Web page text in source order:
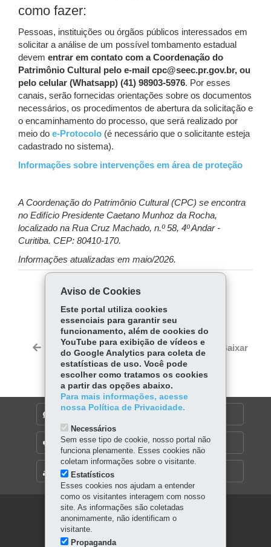
como fazer:
Pessoas, instituições ou órgãos públicos interessados em
solicitar a análise de um possível tombamento estadual
devem entrar em contato com a Coordenação do
Patrimônio Cultural pelo e-mail cpc@seec.pr.gov.br, ou
pelo celular (Whatsapp) (41) 98903-5976. Por esses
canais, serão fornecidas orientações sobre os documentos
necessários, os procedimentos de abertura da solicitação e
o encaminhamento do processo, que será realizado por
meio do e-Protocolo (é necessário que o solicitante esteja
cadastrado no sistema).
Informações sobre intervenções em área de proteção
A Coordenação do Patrimônio Cultural (CPC) se encontra
no Edifício Presidente Caetano Munhoz da Rocha,
localizado na Rua Cruz Machado, n.º 58, 4º Andar -
Curitiba. CEP: 80410-170.
Informações atualizadas em maio/2026.
COMPARTILHE:
Fa
ce
bo
ok
Tw
itt
er
ha
ts
Ap
p
Voltar Início Imprimir Baixar
MAPA DO SITE
OUVIDORIA
Navegação
principal
Aviso de Cookies
Este portal utiliza cookies
essenciais para garantir seu
funcionamento, além de cookies do
YouTube para exibição de vídeos e
do Google Analytics para coleta de
estatísticas de uso. Você pode
escolher como tratamos os cookies
a partir das opções abaixo.
Para mais informações, acesse
nossa Política de Privacidade.
Necessários
Sem esse tipo de cookie, nosso portal não
funciona plenamente. Esses cookies não
coletam informações sobre o visitante.
Estatísticos
Esses cookies nos ajudam a entender
como os visitantes interagem com nosso
site. As informações são coletadas
anonimamente, não identificam o
visitante.
Propaganda